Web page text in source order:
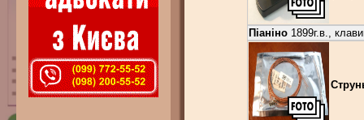
Піаніно1899г.в.,